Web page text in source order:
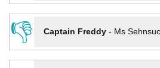
👎
Captain Freddy- Ms